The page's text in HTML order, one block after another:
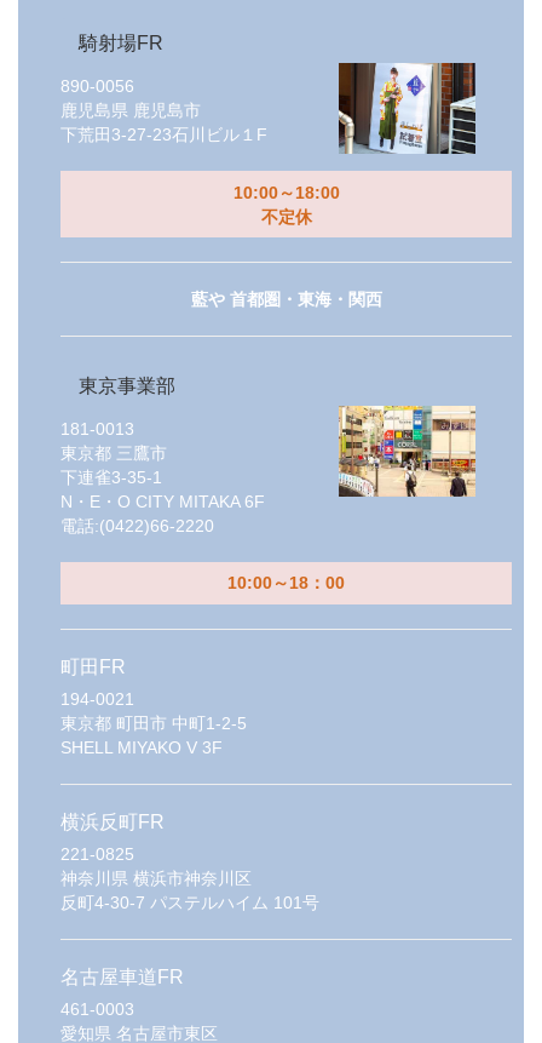
騎射場FR
890-0056
鹿児島県 鹿児島市
下荒田3-27-23石川ビル１F
10:00～18:00
不定休
藍や 首都圏・東海・関西
東京事業部
181-0013
東京都 三鷹市
下連雀3-35-1
N・E・O CITY MITAKA 6F
電話:(0422)66-2220
10:00～18：00
町田FR
194-0021
東京都 町田市 中町1-2-5
SHELL MIYAKO V 3F
横浜反町FR
221-0825
神奈川県 横浜市神奈川区
反町4-30-7 パステルハイム 101号
名古屋車道FR
461-0003
愛知県 名古屋市東区